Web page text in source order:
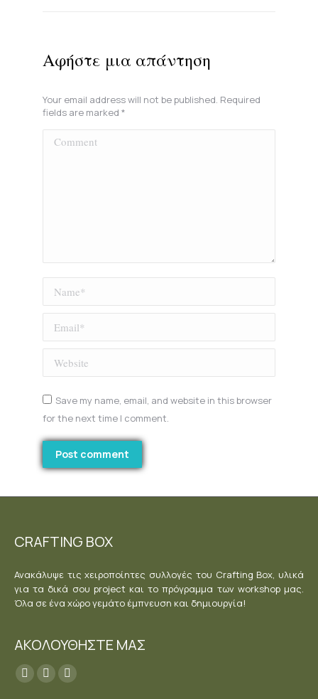
Αφήστε μια απάντηση
Your email address will not be published. Required
fields are marked *
Comment
Name *
Email *
Website
Save my name, email, and website in this browser
for the next time I comment.
Post comment
CRAFTING BOX
Ανακάλυψε τις χειροποίητες συλλογές του Crafting Box, υλικά
για τα δικά σου project και το πρόγραμμα των workshop μας.
Όλα σε ένα χώρο γεμάτο έμπνευση και δημιουργία!
ΑΚΟΛΟΥΘΗΣΤΕ ΜΑΣ
Find us on:
Facebook
YouTubeInstagram